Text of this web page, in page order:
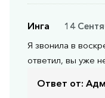
Инга
14
Я звонила в
ответил, вы уже
Ответ от: